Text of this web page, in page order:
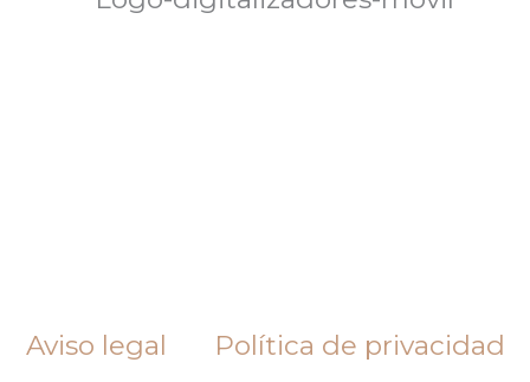
Aviso legal Política de privacidad